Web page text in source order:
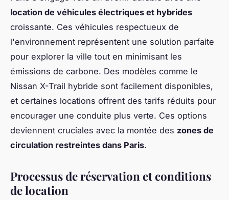
location de véhicules électriques et hybrides
croissante. Ces véhicules respectueux de
l'environnement représentent une solution parfaite
pour explorer la ville tout en minimisant les
émissions de carbone. Des modèles comme le
Nissan X-Trail hybride sont facilement disponibles,
et certaines locations offrent des tarifs réduits pour
encourager une conduite plus verte. Ces options
deviennent cruciales avec la montée des zones de
circulation restreintes dans Paris.
Processus de réservation et conditions
de location